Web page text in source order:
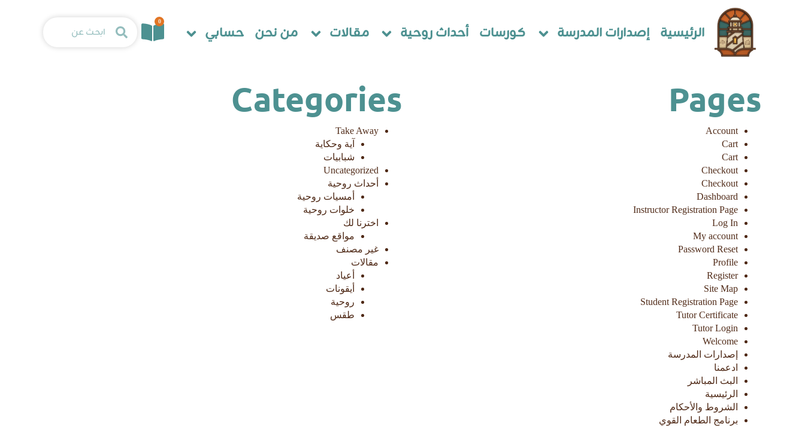
الرئيسية إصدارات المدرسة كورسات أحداث روحية مقالات من نحن حسابي
0
Pages
Account
Cart
Cart
Checkout
Checkout
Dashboard
Instructor Registration Page
Log In
My account
Password Reset
Profile
Register
Site Map
Student Registration Page
Tutor Certificate
Tutor Login
Welcome
إصدارات المدرسة
ادعمنا
البث المباشر
الرئيسية
الشروط والأحكام
برنامج الطعام القوي
Categories
Take Away
آية وحكاية
شبابيات
Uncategorized
أحداث روحية
أمسيات روحية
خلوات روحية
اخترنا لك
مواقع صديقة
غير مصنف
مقالات
أعياد
أيقونات
روحية
طقس